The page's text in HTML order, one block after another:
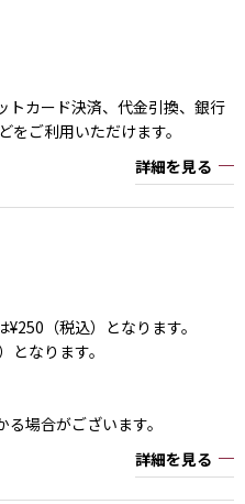
トカード決済、代金引換、銀行
ご利用いただけます。
詳細を見る
（税込）となります。
なります。
場合がございます。
詳細を見る